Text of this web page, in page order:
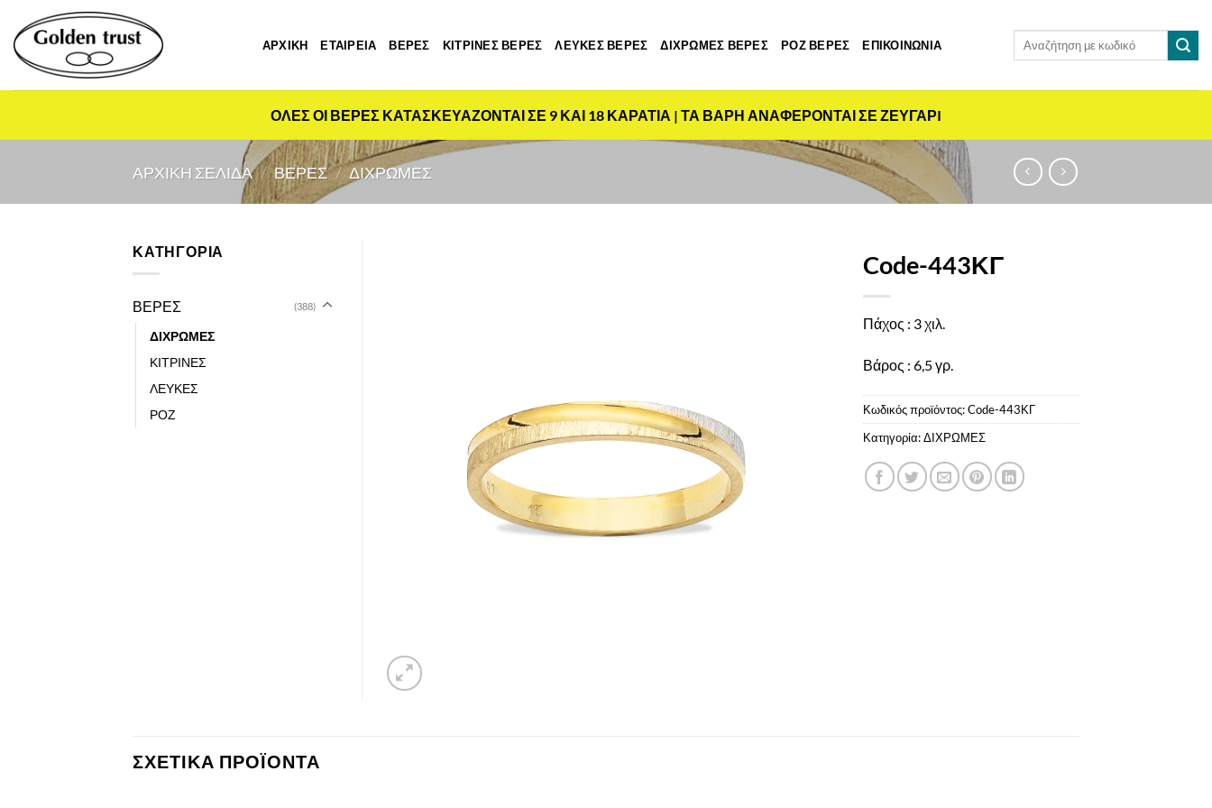
Μετάβαση
στο
περιεχόμενο
ΑΡΧΙΚΗ ΕΤΑΙΡΕΙΑ ΒΕΡΕΣ ΚΙΤΡΙΝΕΣ ΒΕΡΕΣ ΛΕΥΚΕΣ ΒΕΡΕΣ ΔΙΧΡΩΜΕΣ ΒΕΡΕΣ ΡΟΖ ΒΕΡΕΣ ΕΠΙΚΟΙΝΩΝΙΑ
Αναζήτηση
ΟΛΕΣ ΟΙ ΒΕΡΕΣ ΚΑΤΑΣΚΕΥΑΖΟΝΤΑΙ ΣΕ 9 ΚΑΙ 18 ΚΑΡΑΤΙΑ | ΤΑ ΒΑΡΗ ΑΝΑΦΕΡΟΝΤΑΙ ΣΕ ΖΕΥΓΑΡI
ΑΡΧΙΚΉ ΣΕΛΊΔΑ / ΒΕΡΕΣ / ΔΙΧΡΩΜΕΣ
Code-443ΚΓ
Πάχος : 3 χιλ.
Βάρος : 6,5 γρ.
Κωδικός προϊόντος:Code-443ΚΓ
Κατηγορία:ΔΙΧΡΩΜΕΣ
ΚΑΤΗΓΟΡΙΑ
ΒΕΡΕΣ (388)
ΔΙΧΡΩΜΕΣ
ΚΙΤΡΙΝΕΣ
ΛΕΥΚΕΣ
ΡΟΖ
ΣΧΕΤΙΚΆ ΠΡΟΪΌΝΤΑ